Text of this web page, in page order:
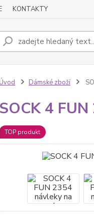
KONTAKTY
Úvod Dámské zboží
SOCK 4
TOP produkt